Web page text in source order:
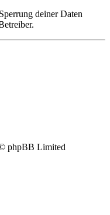
deiner Daten
phpBB Limited